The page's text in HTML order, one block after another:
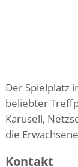
Der Spielplatz
beliebter
Karusell,
die
Kontakt